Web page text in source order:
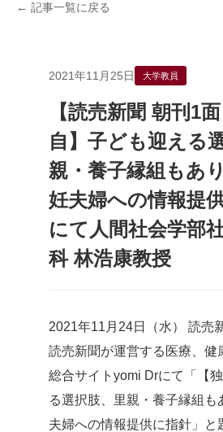
← 記事一覧に戻る
2021年11月25日 大学教員
【読売新聞 朝刊1
自】子ども迎える
親・養子縁組もあ
妊夫婦への情報提
にて人間社会学部
科 林浩康教授
2021年11月24日（水） 読売
読売新聞が運営する医療、健
総合サイトyomi Drにて「【
る選択肢、里親・養子縁組
夫婦への情報提供に指針」と